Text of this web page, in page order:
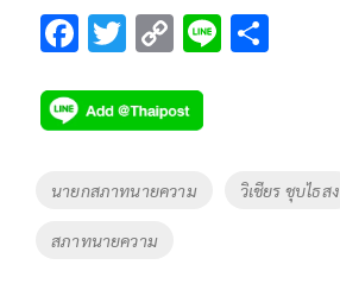
F
e
b
o
k
T
tt
er
C
p
y
Li
Li
Tags
นายกสภาทนายความ วิเชียร ชุบไธสง
สภาทนายความ